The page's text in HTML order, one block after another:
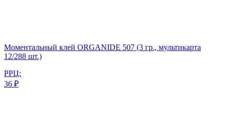
Моментальный клей ORGANIDE 507 (3 гр., мультикарта
12/288 шт.)
РРЦ:
36 ₽